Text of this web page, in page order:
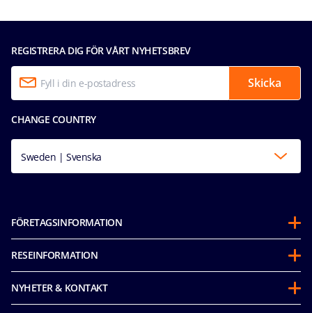
REGISTRERA DIG FÖR VÅRT NYHETSBREV
Skicka
CHANGE COUNTRY
Sweden | Svenska
FÖRETAGSINFORMATION
Hållbarhet & Miljöarbete
Mice & charters
RESEINFORMATION
NYHETER & KONTAKT